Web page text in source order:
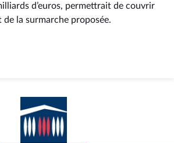
d’euros, permettrait de couvrir
de la surmarche proposée.